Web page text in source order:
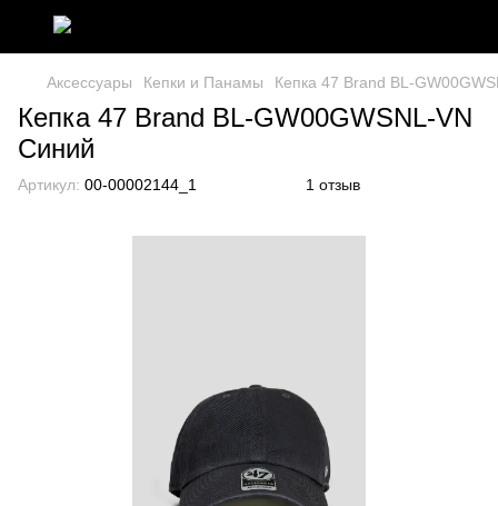
Аксессуары Кепки и Панамы Кепка 47 Brand BL-
Кепка 47 Brand BL-GW00GWSNL-VN
Синий
Артикул: 00-00002144_1 1 отзыв